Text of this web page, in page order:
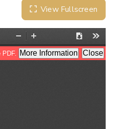
View Fullscreen